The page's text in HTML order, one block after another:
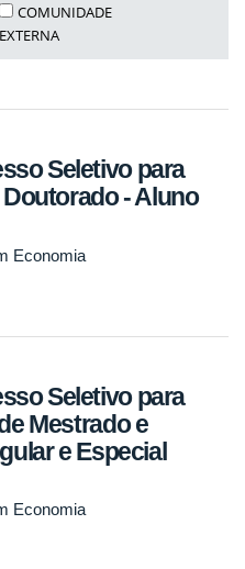
COMUNIDADE
EXTERNA
Seletivo para
- Aluno
Economia
Seletivo para
Mestrado e
e Especial
Economia